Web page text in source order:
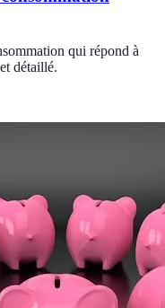
qui répond à
détaillé.